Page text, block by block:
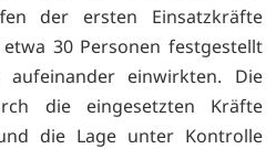
der ersten Einsatzkräfte
30 Personen festgestellt
einwirkten. Die
die eingesetzten Kräfte
die Lage unter Kontrolle